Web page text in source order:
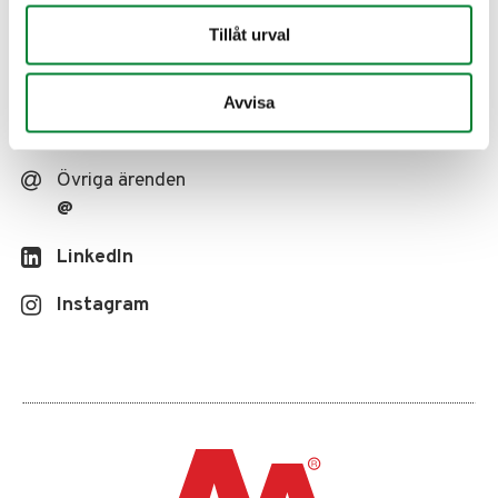
Tillåt urval
Avvisa
Rådgivning/Förfrågningar
@
Leverantörsfakturor
@
Övriga ärenden
@
LinkedIn
Instagram